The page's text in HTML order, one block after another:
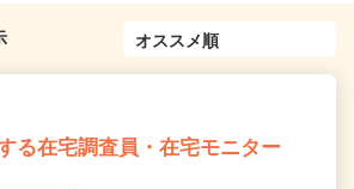
る在宅調査員・在宅モニター